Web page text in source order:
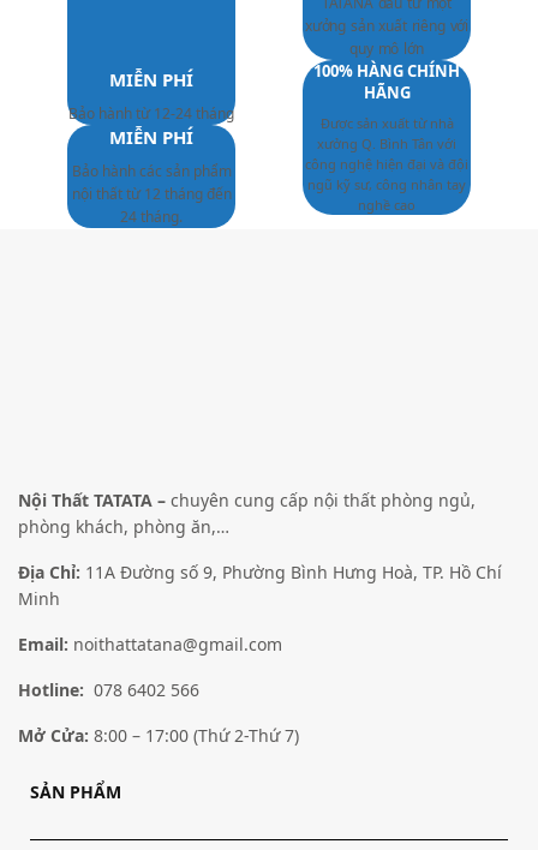
MIỄN PHÍ
Bảo hành từ 12-24 tháng
MIỄN PHÍ
Bảo hành các sản phẩm
nội thất từ 12 tháng đến
24 tháng.
xưởng sản xuất riêng với
quy mô lớn
100% HÀNG CHÍNH
HÃNG
Được sản xuất từ nhà
xưởng Q. Bình Tân với
công nghệ hiện đại và đội
ngũ kỹ sư, công nhân tay
nghề cao
Nội Thất TATATA –chuyên cung cấp nội thất phòng ngủ,
phòng khách, phòng ăn,…
Địa Chỉ: 11A Đường số 9, Phường Bình Hưng Hoà, TP. Hồ Chí
Minh
Email: noithattatana@gmail.com
Hotline: 078 6402 566
Mở Cửa:8:00 – 17:00 (Thứ 2-Thứ 7)
SẢN PHẨM